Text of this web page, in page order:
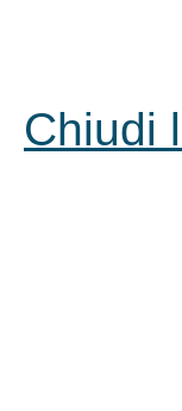
Chiudi